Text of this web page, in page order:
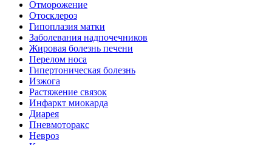
Отморожение
Отосклероз
Гипоплазия матки
Заболевания надпочечников
Жировая болезнь печени
Перелом носа
Гипертоническая болезнь
Изжога
Растяжение связок
Инфаркт миокарда
Диарея
Пневмоторакс
Невроз